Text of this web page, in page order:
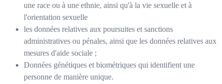
une race ou à une ethnie, ainsi qu'à la vie sexuelle et à
l'orientation sexuelle
les données relatives aux poursuites et sanctions
administratives ou pénales, ainsi que les données relatives aux
mesures d'aide sociale ;
Données génétiques et biométriques qui identifient une
personne de manière unique.